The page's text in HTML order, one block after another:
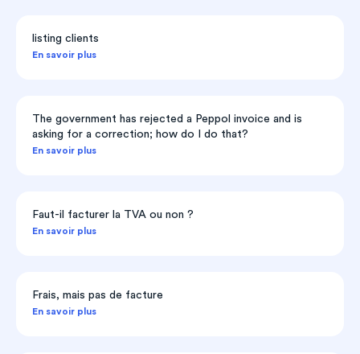
listing clients
En savoir plus
The government has rejected a Peppol invoice and is
asking for a correction; how do I do that?
En savoir plus
Faut-il facturer la TVA ou non ?
En savoir plus
Frais, mais pas de facture
En savoir plus